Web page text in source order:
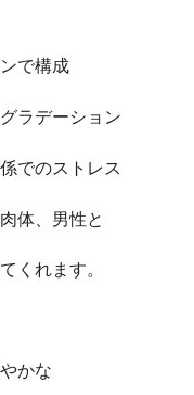
で構成
ラデーション
でのストレス
体、男性と
くれます。
かな